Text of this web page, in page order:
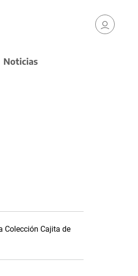
Noticias
Colección Cajita de